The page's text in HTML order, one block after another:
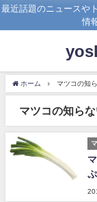
最近話題のニュースや
情
ホーム マツコの知
マツコの知ら